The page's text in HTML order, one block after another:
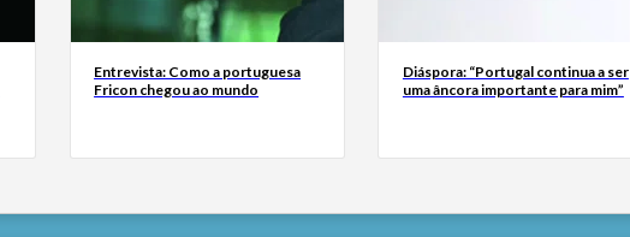
Entrevista: Como a portuguesa
Fricon chegou ao mundo
Diáspora: “Portugal continua a ser
uma âncora importante para mim”